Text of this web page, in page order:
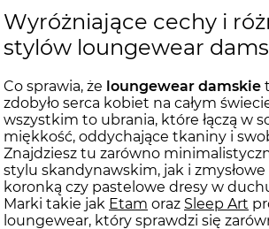
Wyróżniające cechy i
stylów loungewear
Co sprawia, że loungewear damskie
zdobyło serca kobiet na całym
wszystkim to ubrania, które łączą w
miękkość, oddychające tkaniny i
Znajdziesz tu zarówno
stylu skandynawskim, jak i zmysłowe
koronką czy pastelowe dresy w
Marki takie jak Etam oraz Sleep Art
loungewear, który sprawdzi się